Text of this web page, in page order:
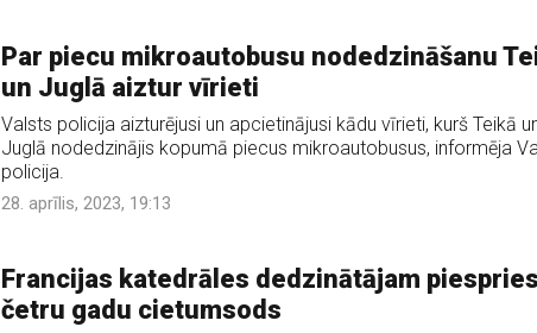
Par piecu mikroautobusu nodedzināšanu
un Juglā aiztur vīrieti
Valsts policija aizturējusi un apcietinājusi kādu vīrieti, kurš Teikā
Juglā nodedzinājis kopumā piecus mikroautobusus, informēja
policija.
28. aprīlis, 2023, 19:13
Francijas katedrāles dedzinātājam
četru gadu cietumsods